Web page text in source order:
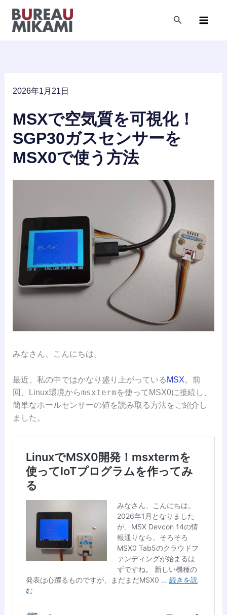
検
2026年1月21日
MSXで空気質を可視化！
SGP30ガスセンサーを
MSX0で使う方法
みなさん、こんにちは。
最近、私の中ではかなり盛り上がっている MSX。前
回、Linux環境からmsxtermを使ってMSX0に接続し、
簡単なホールセンサーの値を読み取る方法をご紹介し
ました。